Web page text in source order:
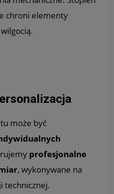
chroni elementy
może być
profesjonalne
, wykonywane na
technicznej.